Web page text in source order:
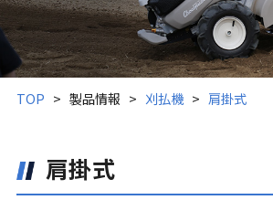
TOP 製品情報 刈払機 肩掛式
肩掛式